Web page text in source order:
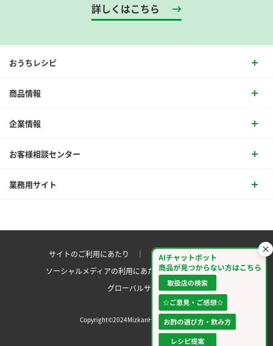
詳しくはこちら
おうちレシピ
商品情報
企業情報
お客様相談センター
業務用サイト
サイトのご利用にあたり ｜ プライバシーポリシー
ソーシャルメディアの利用にあたりサイトマップ ｜
グローバルサイト
Copyright©2024MizkanHoldingsCo.Ltd.